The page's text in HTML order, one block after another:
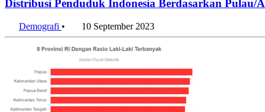
Distribusi Penduduk Indonesia Berdasarkan Pulau/
Demografi • 10 September 2023